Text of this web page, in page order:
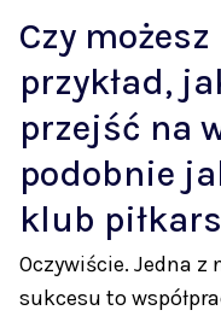
Czy
przykład,
przejść na
podobnie
klub
Oczywiście. Jedna
sukcesu to